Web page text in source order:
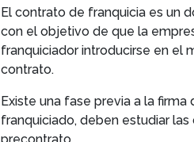
El contrato de franquicia es un
con el objetivo de que la
franquiciador introducirse en el
contrato.
Existe una fase previa a la
franquiciado, deben estudiar